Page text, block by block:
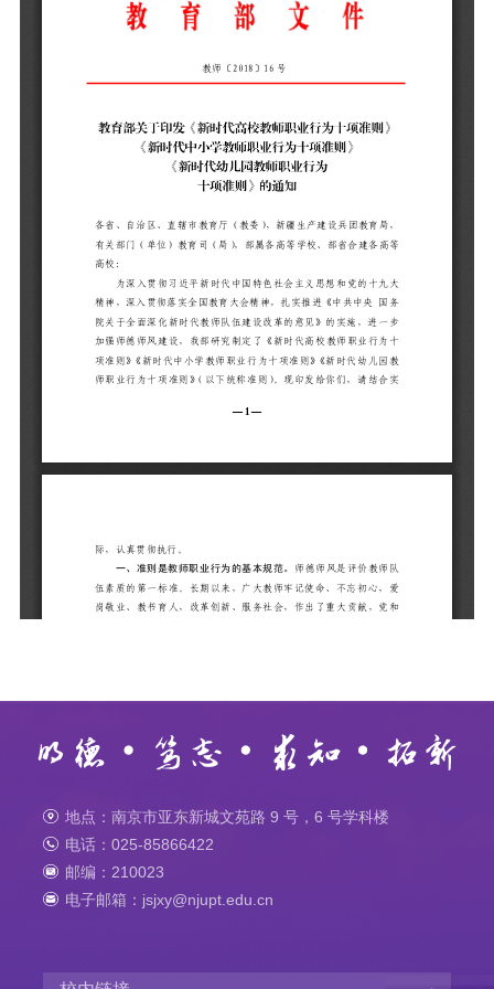
地点：南京市亚东新城文苑路 9 号，6 号学科楼
电话：025-85866422
邮编：210023
电子邮箱：jsjxy@njupt.edu.cn